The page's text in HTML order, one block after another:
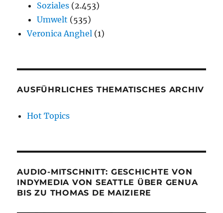
Soziales (2.453)
Umwelt (535)
Veronica Anghel (1)
AUSFÜHRLICHES THEMATISCHES ARCHIV
Hot Topics
AUDIO-MITSCHNITT: GESCHICHTE VON
INDYMEDIA VON SEATTLE ÜBER GENUA
BIS ZU THOMAS DE MAIZIERE